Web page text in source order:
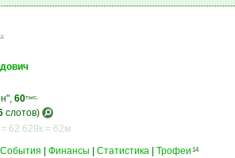
60тыс.
слотов)
= 62 629к = 62м
События Финансы Статистика Трофеи 14